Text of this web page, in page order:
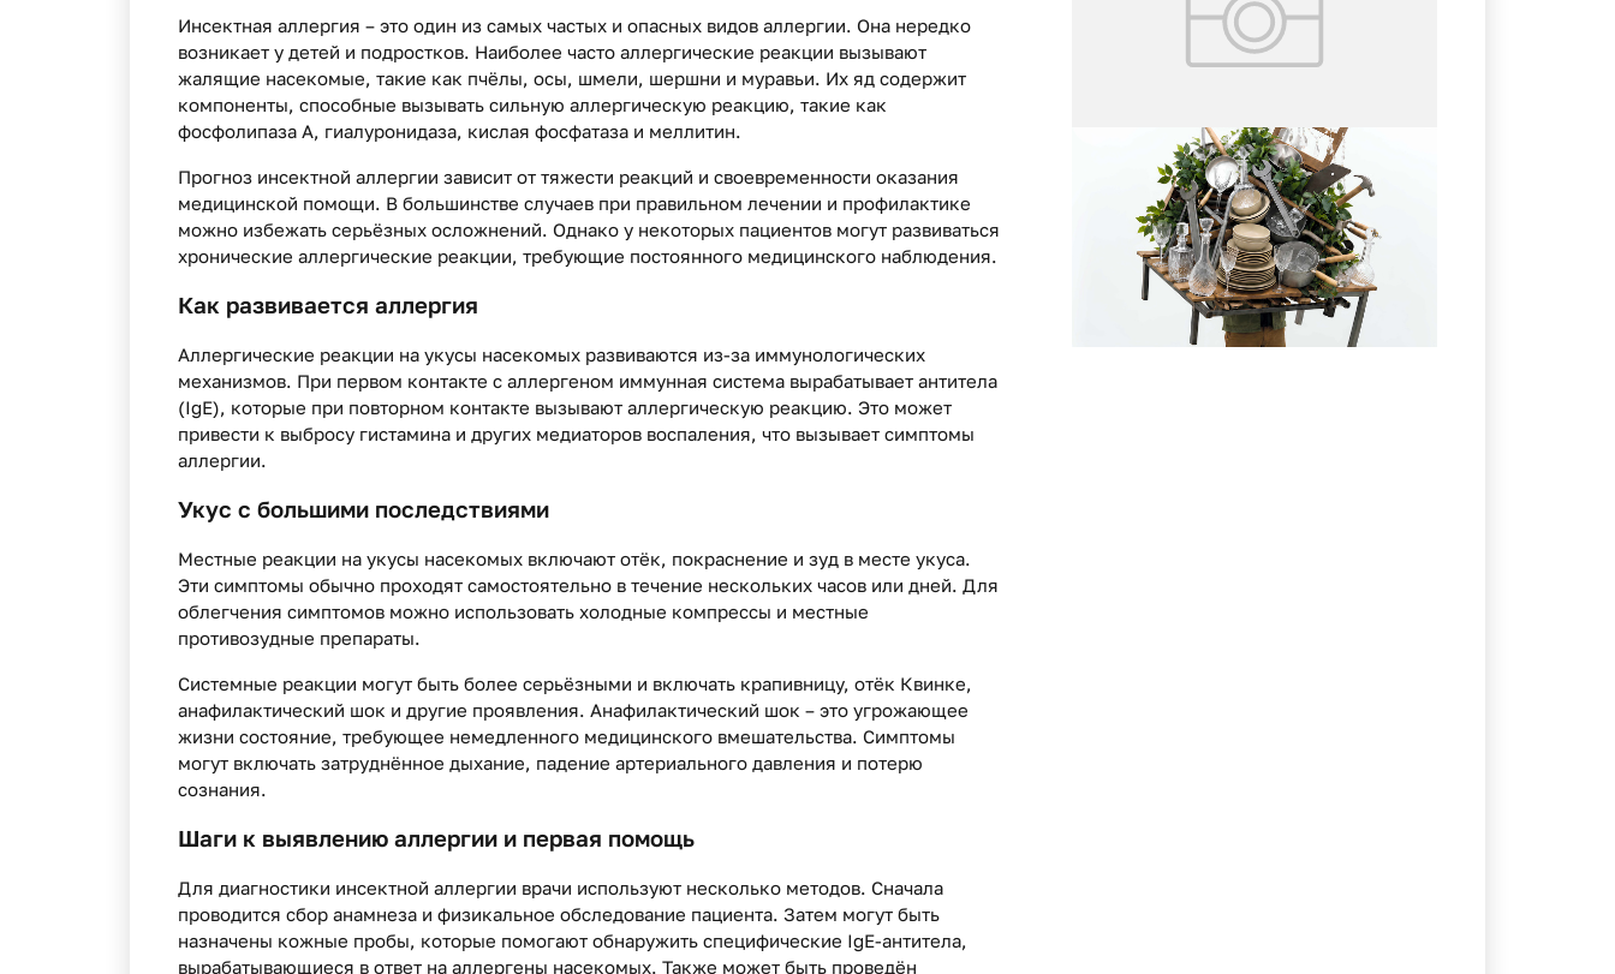
Инсектная аллергия – это один из самых частых и опасных видов аллергии. Она нередко
возникает у детей и подростков. Наиболее часто аллергические реакции вызывают
жалящие насекомые, такие как пчёлы, осы, шмели, шершни и муравьи. Их яд содержит
компоненты, способные вызывать сильную аллергическую реакцию, такие как
фосфолипаза А, гиалуронидаза, кислая фосфатаза и меллитин.
Прогноз инсектной аллергии зависит от тяжести реакций и своевременности оказания
медицинской помощи. В большинстве случаев при правильном лечении и профилактике
можно избежать серьёзных осложнений. Однако у некоторых пациентов могут развиваться
хронические аллергические реакции, требующие постоянного медицинского наблюдения.
Как развивается аллергия
Аллергические реакции на укусы насекомых развиваются из-за иммунологических
механизмов. При первом контакте с аллергеном иммунная система вырабатывает антитела
(IgE), которые при повторном контакте вызывают аллергическую реакцию. Это может
привести к выбросу гистамина и других медиаторов воспаления, что вызывает симптомы
аллергии.
Укус с большими последствиями
Местные реакции на укусы насекомых включают отёк, покраснение и зуд в месте укуса.
Эти симптомы обычно проходят самостоятельно в течение нескольких часов или дней. Для
облегчения симптомов можно использовать холодные компрессы и местные
противозудные препараты.
Системные реакции могут быть более серьёзными и включать крапивницу, отёк Квинке,
анафилактический шок и другие проявления. Анафилактический шок – это угрожающее
жизни состояние, требующее немедленного медицинского вмешательства. Симптомы
могут включать затруднённое дыхание, падение артериального давления и потерю
сознания.
Шаги к выявлению аллергии и первая помощь
Для диагностики инсектной аллергии врачи используют несколько методов. Сначала
проводится сбор анамнеза и физикальное обследование пациента. Затем могут быть
назначены кожные пробы, которые помогают обнаружить специфические IgE-антитела,
вырабатывающиеся в ответ на аллергены насекомых. Также может быть проведён
№ 28 (426)
Расстаться с вещью без
чувства вины